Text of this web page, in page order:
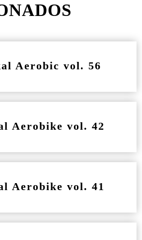
Aerobic vol. 56
Aerobike vol. 42
Aerobike vol. 41